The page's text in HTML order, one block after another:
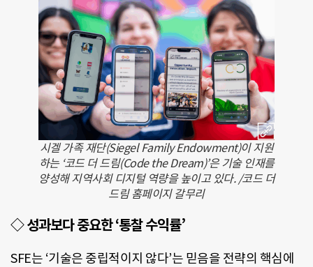
시겔 가족 재단(Siegel Family Endowment)이 지원
하는 ‘코드 더 드림(Code the Dream)’은 기술 인재를
양성해 지역사회 디지털 역량을 높이고 있다. /코드 더
드림 홈페이지 갈무리
◇ 성과보다 중요한 ‘통찰 수익률’
SFE는 ‘기술은 중립적이지 않다’는 믿음을 전략의 핵심에